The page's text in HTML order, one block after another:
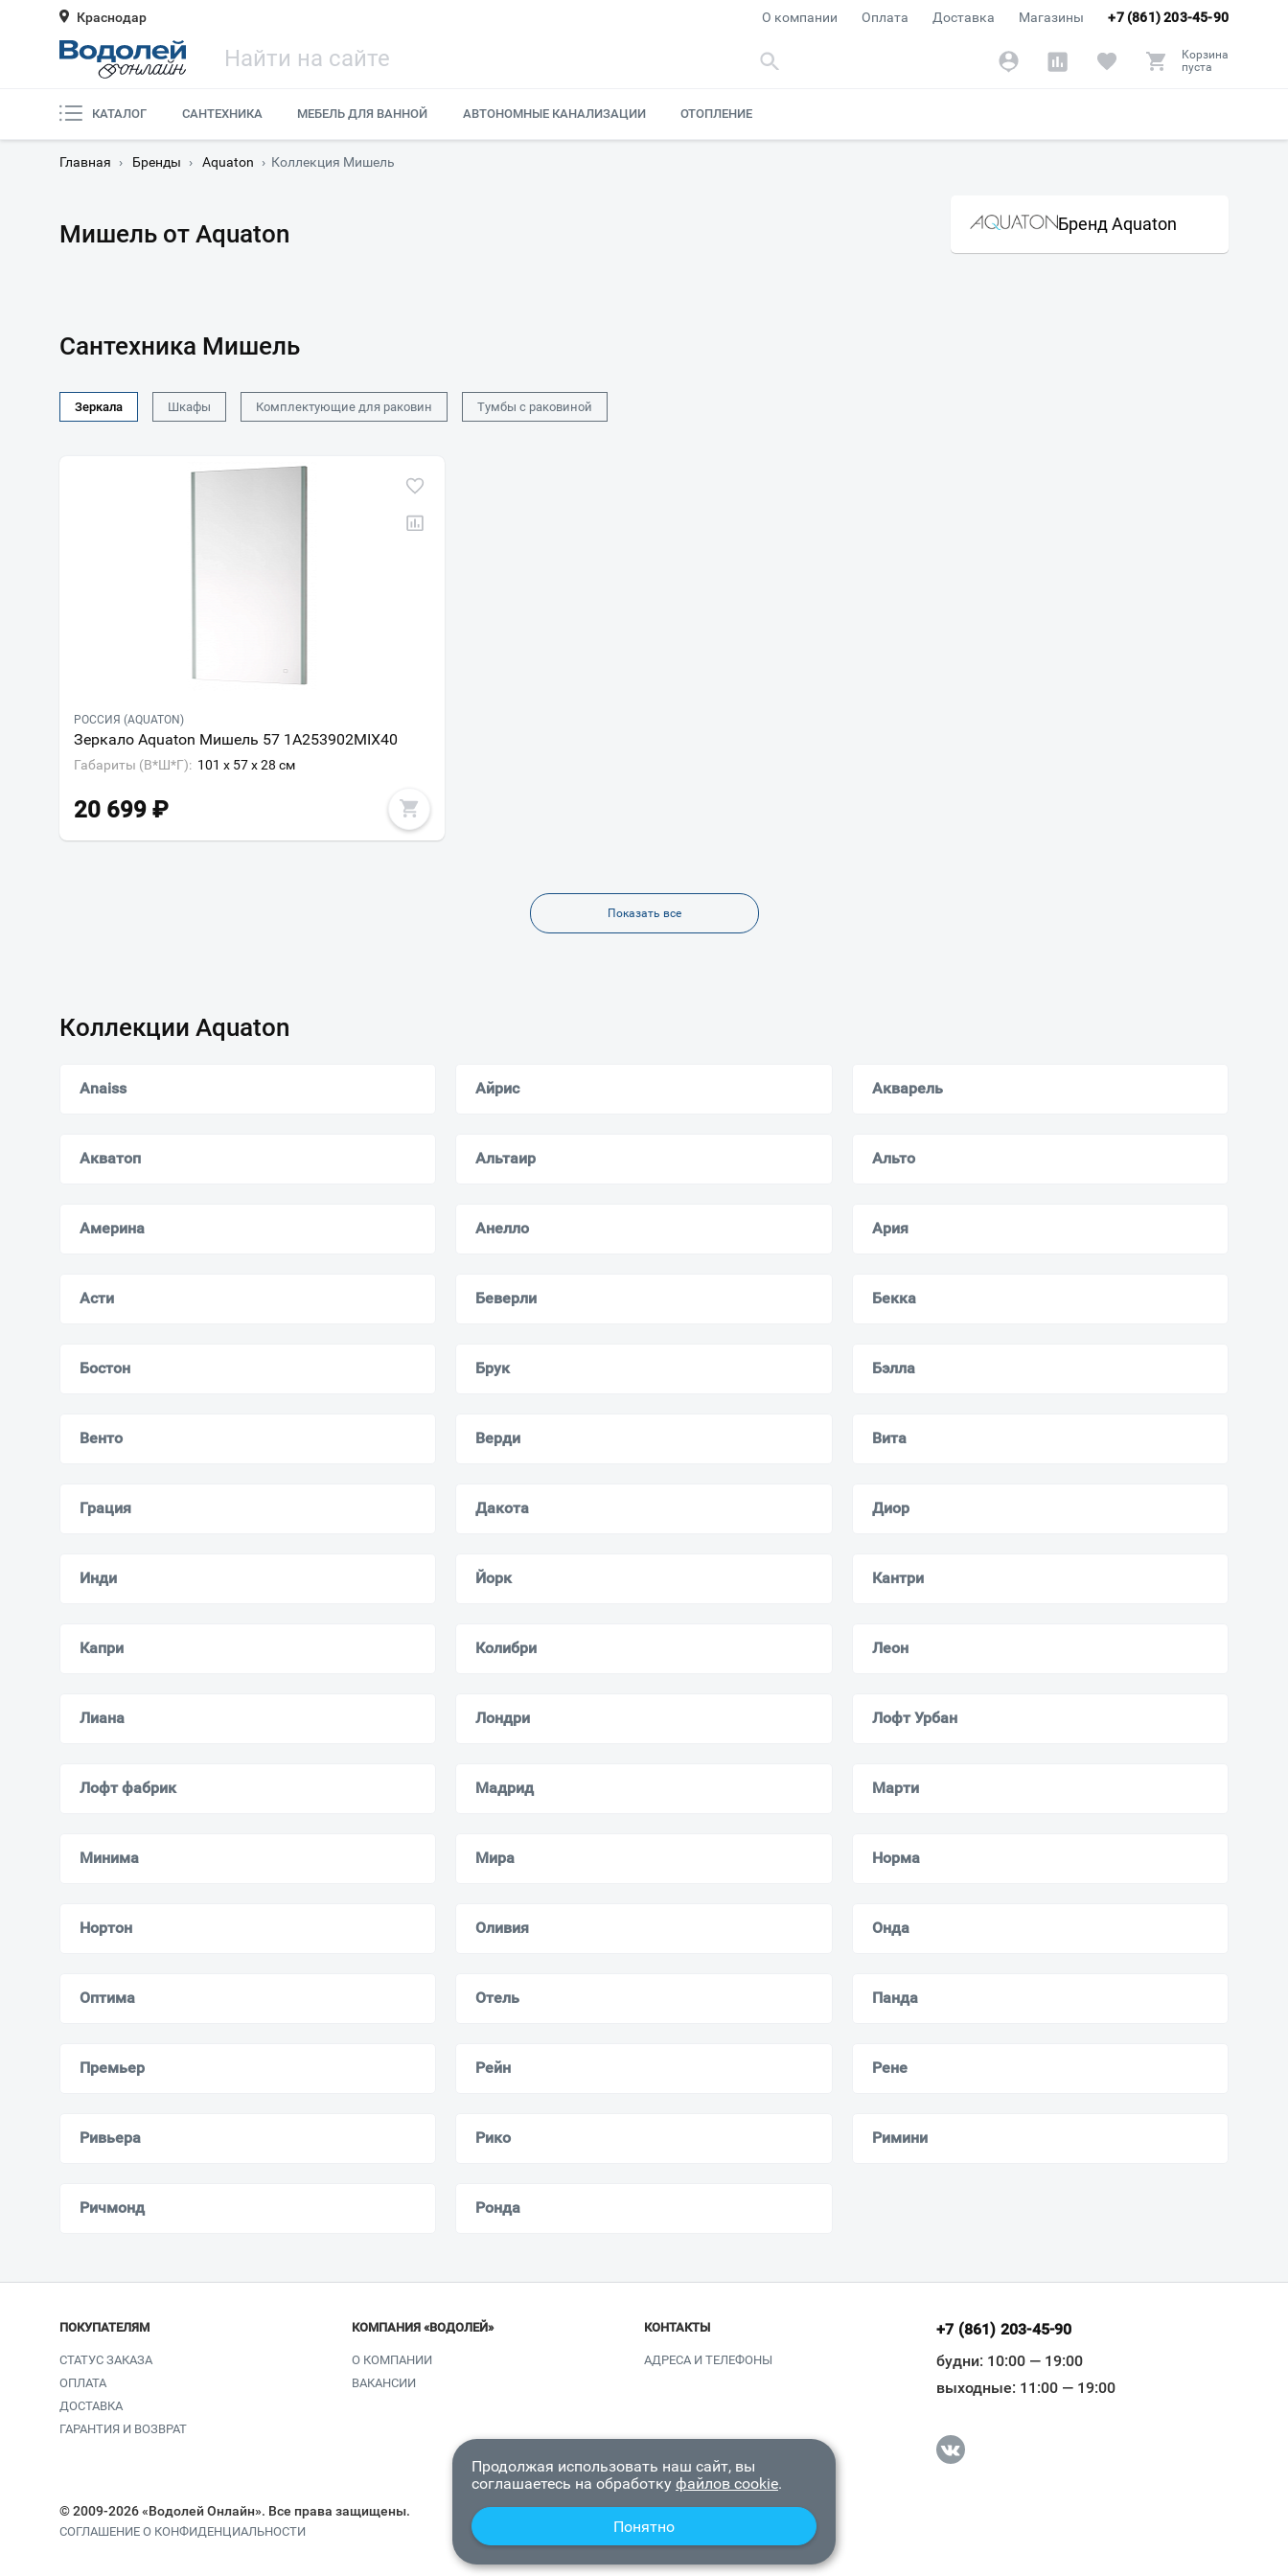
Краснодар +7 (861) 203-45-90
О компании Оплата Доставка Магазины
Корзина
пуста
КАТАЛОГ САНТЕХНИКА МЕБЕЛЬ ДЛЯ ВАННОЙ АВТОНОМНЫЕ КАНАЛИЗАЦИИ ОТОПЛЕНИЕ
Главная › Бренды › Aquaton › Коллекция Мишель
Мишель от Aquaton Бренд Aquaton
Сантехника Мишель
Зеркала Шкафы Комплектующие для раковин Тумбы с раковиной
РОССИЯ (AQUATON)
Зеркало Aquaton Мишель 57 1A253902MIX40
Габариты (В*Ш*Г): 101 x 57 x 28 см
20 699 ₽
Показать все
Коллекции Aquaton
Anaiss Айрис Акварель
Акватоп Альтаир Альто
Америна Анелло Ария
Асти Беверли Бекка
Бостон Брук Бэлла
Венто Верди Вита
Грация Дакота Диор
Инди Йорк Кантри
Капри Колибри Леон
Лиана Лондри Лофт Урбан
Лофт фабрик Мадрид Марти
Минима Мира Норма
Нортон Оливия Онда
Оптима Отель Панда
Премьер Рейн Рене
Ривьера Рико Римини
Ричмонд Ронда
ПОКУПАТЕЛЯМ
СТАТУС ЗАКАЗА
ОПЛАТА
ДОСТАВКА
ГАРАНТИЯ И ВОЗВРАТ
КОМПАНИЯ «ВОДОЛЕЙ»
О КОМПАНИИ
ВАКАНСИИ
КОНТАКТЫ
АДРЕСА И ТЕЛЕФОНЫ
+7 (861) 203-45-90
будни: 10:00 — 19:00
выходные: 11:00 — 19:00
© 2009-2026 «Водолей Онлайн». Все права защищены.
СОГЛАШЕНИЕ О КОНФИДЕНЦИАЛЬНОСТИ
Мурманск
Продолжая использовать наш сайт, вы
соглашаетесь на обработку файлов cookie.
Понятно